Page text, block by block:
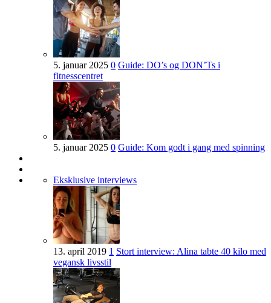
5. januar 2025 0 Guide: DO’s og DON’Ts i
fitnesscentret
5. januar 2025 0 Guide: Kom godt i gang med spinning
Eksklusive interviews
13. april 2019 1 Stort interview: Alina tabte 40 kilo med
vegansk livsstil